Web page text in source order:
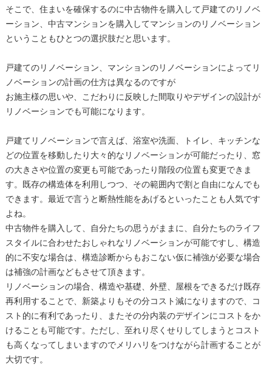
そこで、住まいを確保するのに中古物件を購入して戸建てのリノベ
ーション、中古マンションを購入してマンションのリノベーション
ということもひとつの選択肢だと思います。
戸建てのリノベーション、マンションのリノベーションによってリ
ノベーションの計画の仕方は異なるのですが
お施主様の思いや、こだわりに反映した間取りやデザインの設計が
リノベーションでも可能になります。
戸建てリノベーションで言えば、浴室や洗面、トイレ、キッチンな
どの位置を移動したり大々的なリノベーションが可能だったり、窓
の大きさや位置の変更も可能であったり階段の位置も変更できま
す。既存の構造体を利用しつつ、その範囲内で割と自由になんでも
できます。最近で言うと断熱性能をあげるといったことも人気です
よね。
中古物件を購入して、自分たちの思うがままに、自分たちのライフ
スタイルに合わせたおしゃれなリノベーションが可能ですし、構造
的に不安な場合は、構造診断からもおこない仮に補強が必要な場合
は補強の計画などもさせて頂きます。
リノベーションの場合、構造や基礎、外壁、屋根をできるだけ既存
再利用することで、新築よりもその分コスト減になりますので、コ
スト的に有利であったり、またその分内装のデザインにコストをか
けることも可能です。ただし、至れり尽くせりしてしまうとコスト
も高くなってしまいますのでメリハリをつけながら計画することが
大切です。